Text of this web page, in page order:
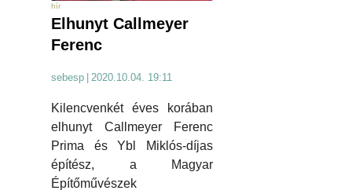
hír
Elhunyt Callmeyer
Ferenc
sebesp 2020.10.04. 19:11
Kilencvenkét éves korában
elhunyt Callmeyer Ferenc
Prima és Ybl Miklós-díjas
építész, a Magyar
Építőművészek